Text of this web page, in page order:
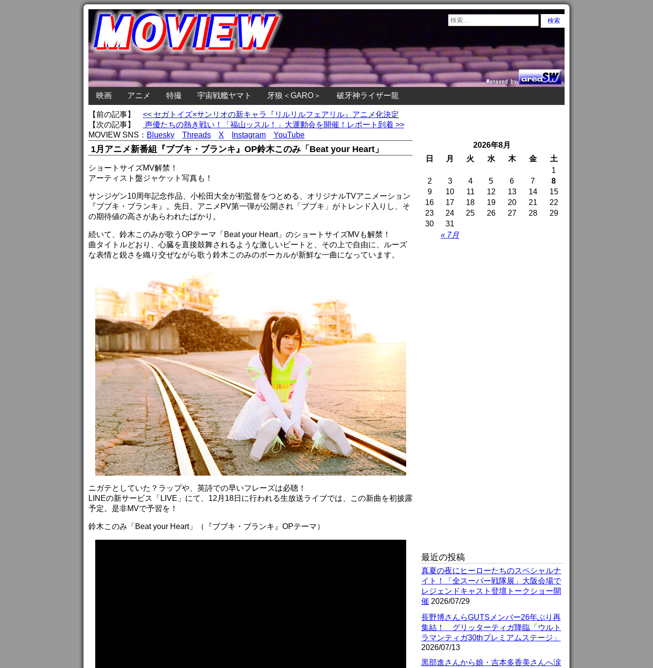
映画 アニメ 特撮 宇宙戦艦ヤマト 牙狼＜GARO＞ 破牙神ライザー龍
【前の記事】 << セガトイズ×サンリオの新キャラ『リルリルフェアリル』アニメ化決定
【次の記事】
声優たちの熱き戦い！「福山ッスル！」大運動会を開催！レポート到着 >>
MOVIEW SNS： Bluesky Threads X Instagram YouTube
1月アニメ新番組『ブブキ・ブランキ』OP鈴木このみ「Beat your Heart」
ショートサイズMV解禁！
アーティスト盤ジャケット写真も！
サンジゲン10周年記念作品、小松田大全が初監督をつとめる、オリジナルTVアニメーション
『ブブキ・ブランキ』。先日、アニメPV第一弾が公開され「ブブキ」がトレンド入りし、そ
の期待値の高さがあらわれたばかり。
続いて、鈴木このみが歌うOPテーマ「Beat your Heart」のショートサイズMVも解禁！
曲タイトルどおり、心臓を直接鼓舞されるような激しいビートと、その上で自由に、ルーズ
な表情と鋭さを織り交ぜながら歌う鈴木このみのボーカルが新鮮な一曲になっています。
ニガテとしていた？ラップや、英詩での早いフレーズは必聴！
LINEの新サービス「LIVE」にて、12月18日に行われる生放送ライブでは、この新曲を初披露
予定。是非MVで予習を！
鈴木このみ「Beat your Heart」（『ブブキ・ブランキ』OPテーマ）
2026年8月
日
月 火 水 木 金 土
« 7月
1
2
3 4 5 6 7
8
9
10 11 12 13 14
15
16
17 18 19 20 21
22
23
24 25 26 27 28
29
30
31
最近の投稿
真夏の夜にヒーローたちのスペシャルナ
イト！「全スーパー戦隊展」大阪会場で
レジェンドキャスト登壇トークショー開
催 2026/07/29
長野博さんらGUTSメンバー26年ぶり再
集結！ グリッターティガ降臨「ウルト
ラマンティガ30thプレミアムステージ」
2026/07/13
黒部進さんから娘・吉本多香美さんへ涙